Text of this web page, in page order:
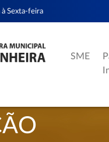
Sexta-feira
SME